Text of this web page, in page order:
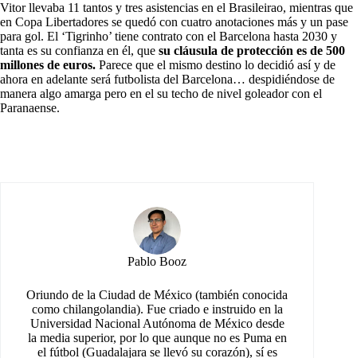
Vitor llevaba 11 tantos y tres asistencias en el Brasileirao, mientras que
en Copa Libertadores se quedó con cuatro anotaciones más y un pase
para gol. El ‘Tigrinho’ tiene contrato con el Barcelona hasta 2030 y
tanta es su confianza en él, que su cláusula de protección es de 500
millones de euros. Parece que el mismo destino lo decidió así y de
ahora en adelante será futbolista del Barcelona… despidiéndose de
manera algo amarga pero en el su techo de nivel goleador con el
Paranaense.
Pablo Booz
Oriundo de la Ciudad de México (también conocida
como chilangolandia). Fue criado e instruido en la
Universidad Nacional Autónoma de México desde
la media superior, por lo que aunque no es Puma en
el fútbol (Guadalajara se llevó su corazón), sí es